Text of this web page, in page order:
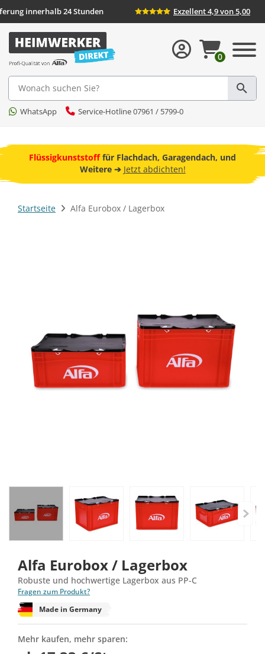
innerhalb 24 Stunden Exzellent 4,9 von 5,00
Suche
WhatsApp Service-Hotline 07961 / 5799-0
0
Flüssigkunststofffür Flachdach, Garagendach, und
Weitere ➔ Jetzt abdichten!
Startseite Alfa Eurobox / Lagerbox
Alfa Eurobox / Lagerbox
Robuste und hochwertige Lagerbox aus PP-C
Fragen zum Produkt?
Made in Germany
Mehr kaufen, mehr sparen: